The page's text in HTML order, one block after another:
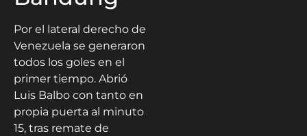
Por el lateral derecho de
Venezuela se generaron
todos los goles en el
primer tiempo. Abrió
Luis Balbo con tanto en
propia puerta al minuto
15, tras remate de